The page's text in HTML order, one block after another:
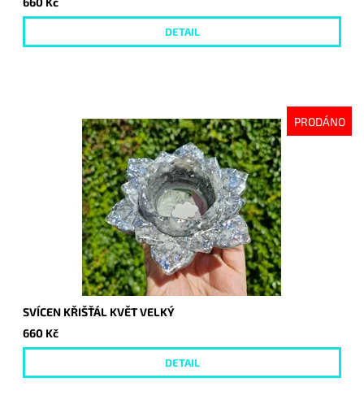
DETAIL
PRODÁNO
SVÍCEN KŘIŠŤÁL KVĚT VELKÝ
660 Kč
DETAIL